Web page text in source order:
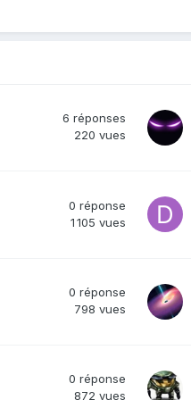
6 réponses
220 vues
0 réponse
1 105 vues
0 réponse
798 vues
0 réponse
872 vues